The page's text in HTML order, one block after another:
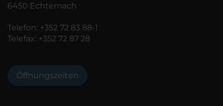
6450 Echternach
Telefon: +352 72 83 88-1
Telefax: +352 72 87 28
Öffnungszeiten